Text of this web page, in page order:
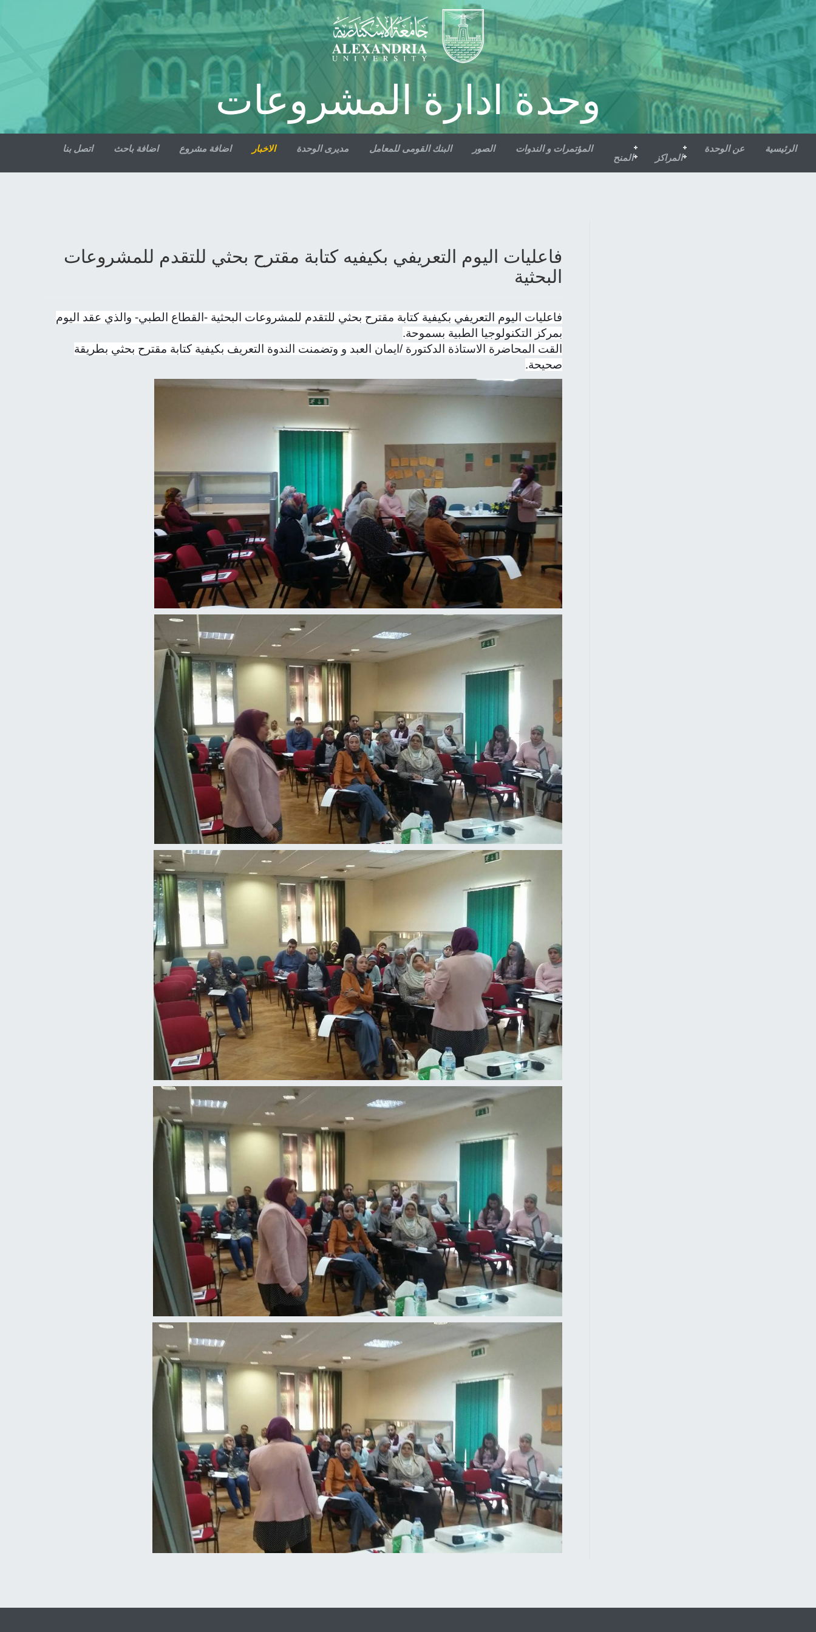
وحدة ادارة المشروعات
الرئيسية عن الوحدة
المراكز المنح
المؤتمرات و الندوات الصور البنك القومى للمعامل مديرى الوحدة الاخبار اضافة مشروع اضافة باحث اتصل بنا
فاعليات اليوم التعريفي بكيفيه كتابة مقترح بحثي للتقدم للمشروعات
البحثية
فاعليات اليوم التعريفي بكيفية كتابة مقترح بحثي للتقدم للمشروعات البحثية -القطاع الطبي- والذي عقد اليوم
بمركز التكنولوجيا الطبية بسموحة.
القت المحاضرة الاستاذة الدكتورة /ايمان العبد و وتضمنت الندوة التعريف بكيفية كتابة مقترح بحثي بطريقة
صحيحة.